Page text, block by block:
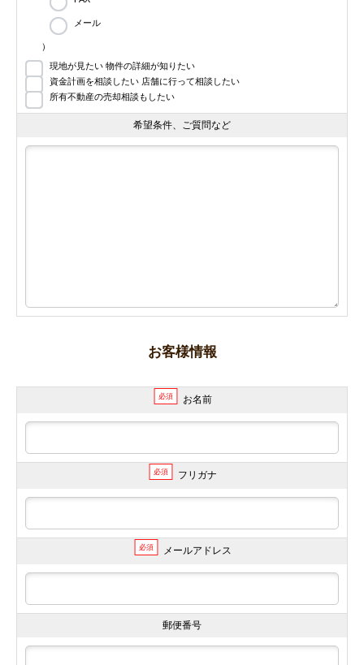
メール
）
現地が見たい 物件の詳細が知りたい
資金計画を相談したい 店舗に行って相談したい
所有不動産の売却相談もしたい
希望条件、ご質問など
お客様情報
必須 お名前
必須 フリガナ
必須 メールアドレス
郵便番号